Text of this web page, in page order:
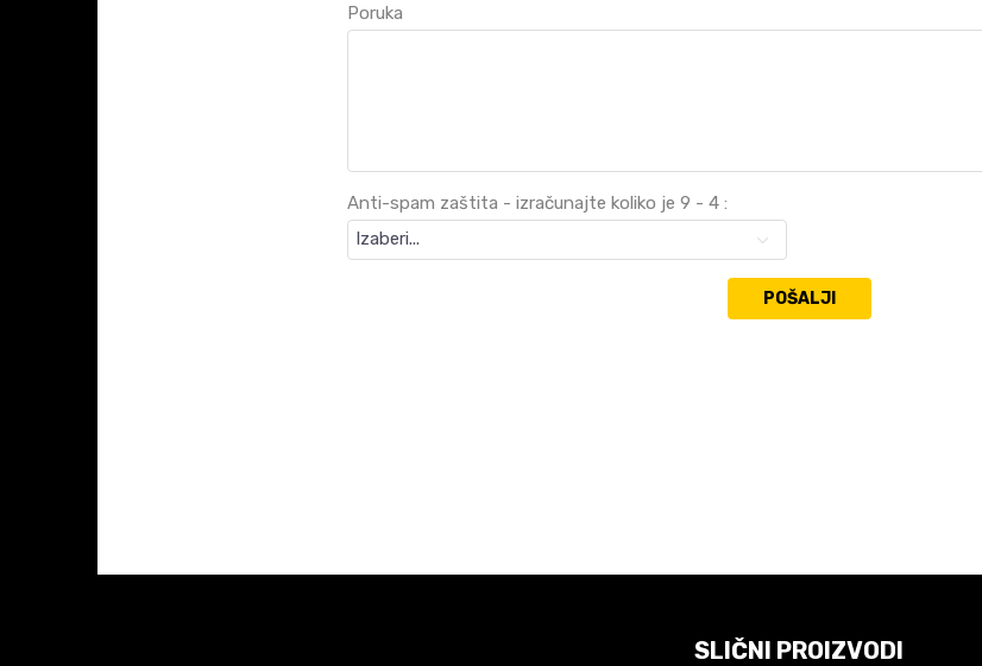
Poruka
Anti-spam zaštita - izračunajte koliko je 9 - 4 :
POŠALJI
Izdavač Square
18
SLIČNI PROIZVODI